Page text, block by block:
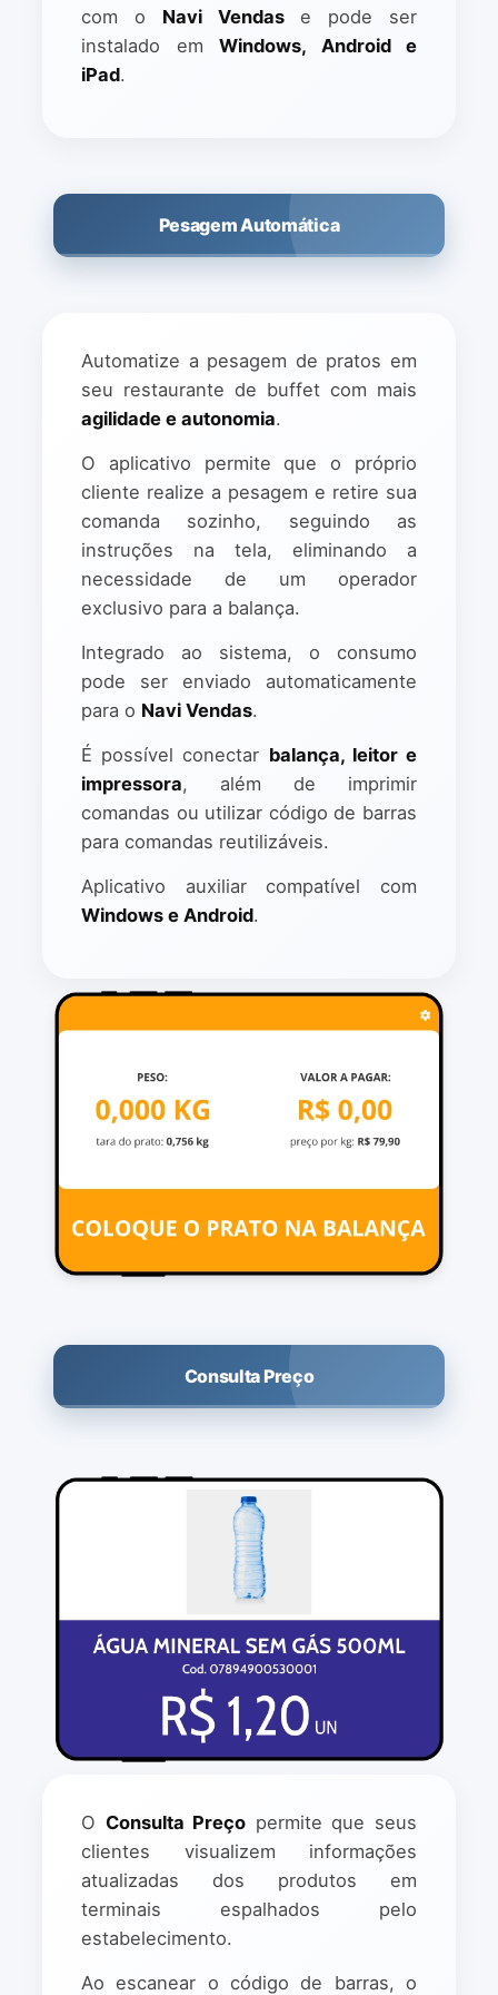
com o Navi Vendase pode ser
instalado em Windows, Android e
iPad.
Pesagem Automática
Automatize a pesagem de pratos em
seu restaurante de buffet com mais
agilidade e autonomia.
O aplicativo permite que o próprio
cliente realize a pesagem e retire sua
comanda sozinho, seguindo as
instruções na tela, eliminando a
necessidade de um operador
exclusivo para a balança.
Integrado ao sistema, o consumo
pode ser enviado automaticamente
para o Navi Vendas.
É possível conectar balança, leitor e
impressora, além de imprimir
comandas ou utilizar código de barras
para comandas reutilizáveis.
Aplicativo auxiliar compatível com
Windows e Android.
Consulta Preço
O Consulta Preço permite que seus
clientes visualizem informações
atualizadas dos produtos em
terminais espalhados pelo
estabelecimento.
Ao escanear o código de barras, o